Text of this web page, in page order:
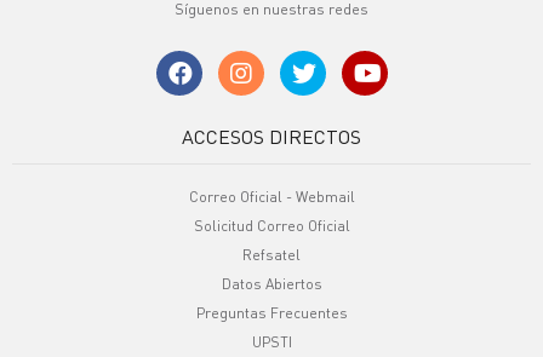
Síguenos en nuestras redes
ACCESOS DIRECTOS
Correo Oficial - Webmail
Solicitud Correo Oficial
Refsatel
Datos Abiertos
Preguntas Frecuentes
UPSTI